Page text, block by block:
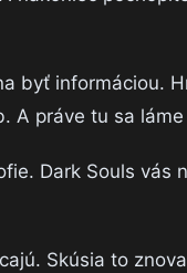
byť informáciou.
A práve tu sa
Dark Souls vás
Skúsia to